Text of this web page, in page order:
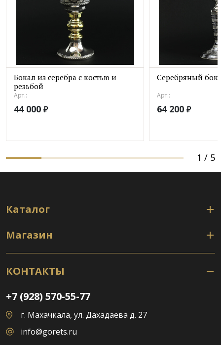
Бокал из серебра с костью и
резьбой
Арт.:
44 000 ₽
Серебряный
Арт.:
64 200 ₽
1 / 5
Каталог
Магазин
КОНТАКТЫ
+7 (928) 570-55-77
г. Махачкала, ул. Дахадаева д. 27
info@gorets.ru